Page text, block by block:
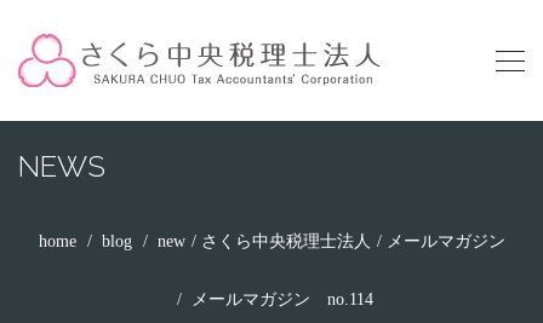
NEWS
home blog new さくら中央税理士法人 メールマガジン
メールマガジン no.114